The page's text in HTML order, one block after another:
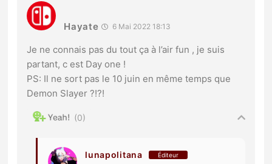
Hayate 6 Mai 2022 18:13
Je ne connais pas du tout ça à l’air fun , je suis
partant, c est Day one !
PS: Il ne sort pas le 10 juin en même temps que
Demon Slayer ?!?!
0
lunapolitana Éditeur